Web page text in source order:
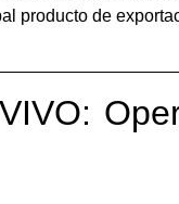
producto de